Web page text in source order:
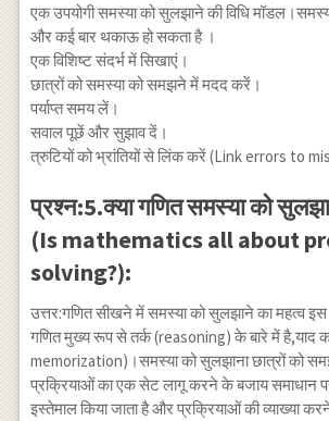
एक उपयोगी समस्या को सुलझाने की विधि
और कई बार थकाऊ हो सकता है ।
एक विशिष्ट संदर्भ में सिखाएं।
छात्रों को समस्या को समझने में मदद करें।
पर्याप्त समय लें।
सवाल पूछें और सुझाव दें।
त्रुटियों को भ्रांतियों से लिंक करें (Link errors to
प्रश्न:5.क्या गणित समस्या को
(Is mathematics all about
solving?):
उत्तर:गणित सीखने में समस्या को सुलझाने का महत्व इस
गणित मुख्य रूप से तर्क (reasoning) के बारे में है,याद
memorization)।समस्या को सुलझाना छात्रों को
प्रक्रियाओं का एक सेट लागू करने के बजाय समाधान
इस्तेमाल किया जाता है और प्रक्रियाओं की व्याख्या